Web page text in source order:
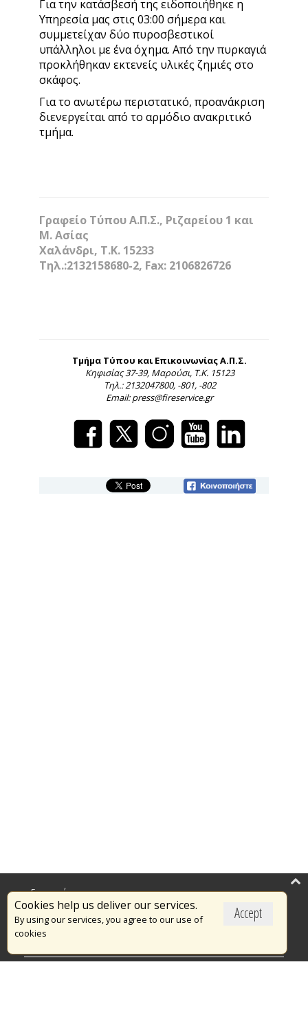
Για την κατάσβεσή της ειδοποιήθηκε η
Υπηρεσία μας στις 03:00 σήμερα και
συμμετείχαν δύο πυροσβεστικοί
υπάλληλοι με ένα όχημα. Από την πυρκαγιά
προκλήθηκαν εκτενείς υλικές ζημιές στο
σκάφος.
Για το ανωτέρω περιστατικό, προανάκριση
διενεργείται από το αρμόδιο ανακριτικό
τμήμα.
Γραφείο Τύπου Α.Π.Σ., Ριζαρείου 1 και
Μ. Ασίας
Χαλάνδρι, Τ.Κ. 15233
Τηλ.:2132158680-2, Fax: 2106826726
Τμήμα Τύπου και Επικοινωνίας Α.Π.Σ.
Κηφισίας 37-39, Μαρούσι, Τ.Κ. 15123
Τηλ.: 2132047800, -801, -802
Email: press@fireservice.gr
Accept
Cookies help us deliver our services.
By using our services, you agree to our use of
cookies
Επικαιρότητα
Το Πυροσβεστικό Σώμα